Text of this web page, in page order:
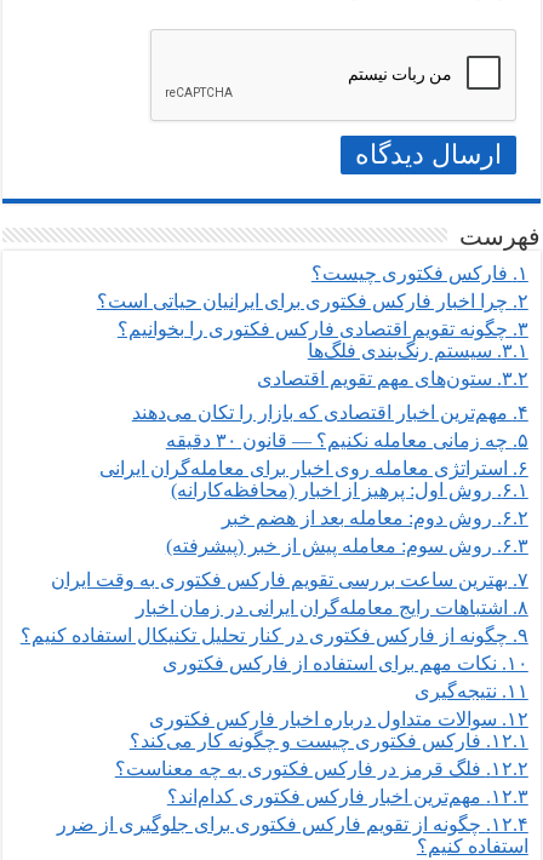
فهرست
۱.
فارکس فکتوری چیست؟
۲. چرا اخبار فارکس فکتوری برای ایرانیان حیاتی است؟
۳. چگونه تقویم اقتصادی فارکس فکتوری را بخوانیم؟
۳.۱. سیستم رنگ‌بندی فلگ‌ها
۳.۲. ستون‌های مهم تقویم اقتصادی
۴. مهم‌ترین اخبار اقتصادی که بازار را تکان می‌دهند
۵. چه زمانی معامله نکنیم؟ — قانون ۳۰ دقیقه
۶.
استراتژی معامله روی اخبار برای معامله‌گران ایرانی
۶.۱.
روش اول: پرهیز از اخبار (محافظه‌کارانه)
۶.۲.
روش دوم: معامله بعد از هضم خبر
۶.۳.
روش سوم: معامله پیش از خبر (پیشرفته)
۷. بهترین ساعت بررسی تقویم فارکس فکتوری به وقت ایران
۸.
اشتباهات رایج معامله‌گران ایرانی در زمان اخبار
۹. چگونه از فارکس فکتوری در کنار تحلیل تکنیکال استفاده کنیم؟
۱۰.
نکات مهم برای استفاده از فارکس فکتوری
۱۱.
نتیجه‌گیری
۱۲.
سوالات متداول درباره اخبار فارکس فکتوری
۱۲.۱.
فارکس فکتوری چیست و چگونه کار می‌کند؟
۱۲.۲.
فلگ قرمز در فارکس فکتوری به چه معناست؟
۱۲.۳.
مهم‌ترین اخبار فارکس فکتوری کدام‌اند؟
۱۲.۴.
چگونه از تقویم فارکس فکتوری برای جلوگیری از ضرر
استفاده کنیم؟